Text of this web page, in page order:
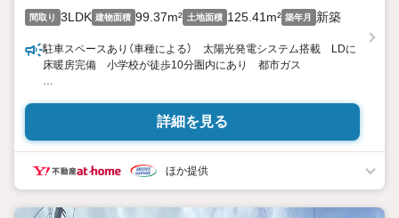
間取り 3LDK 建物面積 99.37m² 土地面積 125.41m² 築年月 新築
駐車スペースあり（車種による） 太陽光発電システム搭載 LDに
床暖房完備 小学校が徒歩10分圏内にあり 都市ガス
お客様のお話をきちんとお聞きし、しっかり話し合う「心」のコミ
ュニケーションが大切になります。だからこそ、それぞれのお客
インターネット予約で当日見学が可能！
（1）［室内・現地を見学する］をクリック
詳細を見る
ほか提供